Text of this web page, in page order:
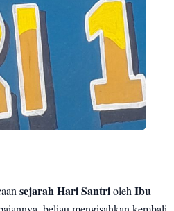
sejarah Hari Santri oleh Ibu